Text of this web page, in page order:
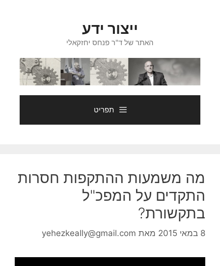
ייצור ידע
האתר של ד"ר פנחס יחזקאלי
תפריט
מה משמעות ההתקפות חסרות
התקדים על המפכ"ל
בתקשורת?
8 במאי 2015 מאת yehezkeally@gmail.com